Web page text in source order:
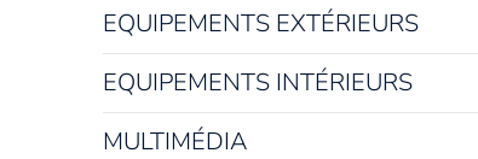
EQUIPEMENTS EXTÉRIEURS
EQUIPEMENTS INTÉRIEURS
MULTIMÉDIA